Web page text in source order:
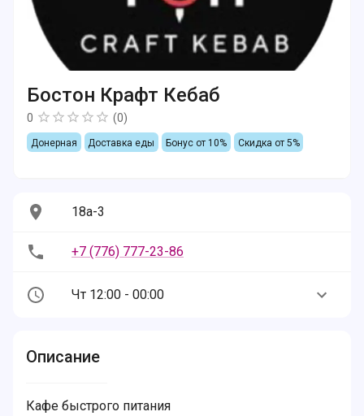
Бостон Крафт Кебаб
0 (0)
Донерная Доставка еды Бонус от 10% Скидка от 5%
18а-3
+7 (776) 777-23-86
Чт 12:00 - 00:00
Описание
Кафе быстрого питания